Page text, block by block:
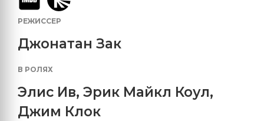
РЕЖИССЕР
Джонатан Зак
В РОЛЯХ
Элис Ив, Эрик Майкл Коул,
Джим Клок